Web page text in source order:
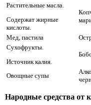
Растительные масла.
Содержат жирные
кислоты.
Мед, пастила
Сухофрукты.
Источник калия.
Овощные супы
Народные средства от